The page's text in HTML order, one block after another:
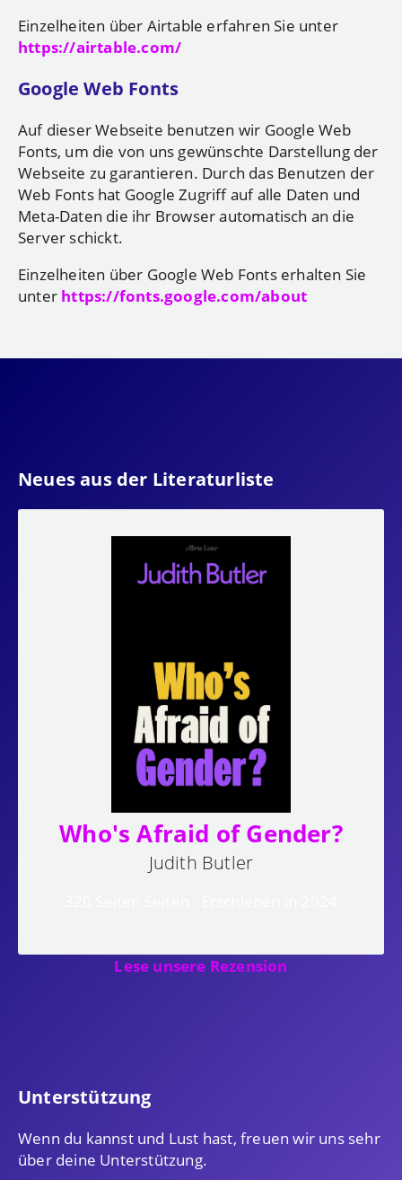
Einzelheiten über Airtable erfahren Sie unter
https://airtable.com/
Google Web Fonts
Auf dieser Webseite benutzen wir Google Web
Fonts, um die von uns gewünschte Darstellung der
Webseite zu garantieren. Durch das Benutzen der
Web Fonts hat Google Zugriff auf alle Daten und
Meta-Daten die ihr Browser automatisch an die
Server schickt.
Einzelheiten über Google Web Fonts erhalten Sie
unter https://fonts.google.com/about
Neues aus der Literaturliste
Who's Afraid of Gender?
Judith Butler
Lese unsere Rezension
Unterstützung
Wenn du kannst und Lust hast, freuen wir uns sehr
über deine Unterstützung.